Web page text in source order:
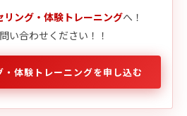
リング・体験トレーニングへ！
い合わせください！！
体験トレーニングを申し込む